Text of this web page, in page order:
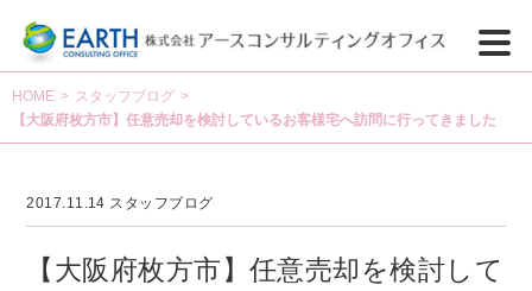
HOME > スタッフブログ >
【大阪府枚方市】任意売却を検討しているお客様宅へ訪問に行ってきました
2017.11.14 スタッフブログ
【大阪府枚方市】任意売却を検討して